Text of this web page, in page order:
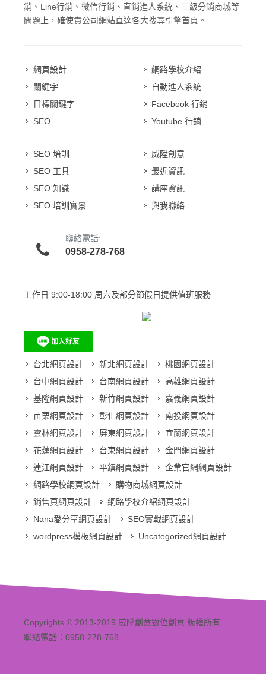
銷、Line行銷、微信行銷、直銷進人系統、三級分銷商城等
問題上，確使貴公司網站直達各大搜尋引擎首頁。
網頁設計
關鍵字
目標關鍵字
SEO
網路學校介紹
自動進人系統
Facebook 行銷
Youtube 行銷
SEO 培訓
SEO 工具
SEO 知識
SEO 培訓實景
威陞創意
最近資訊
講座資訊
與我聯絡
聯絡電話:
0958-278-768
工作日 9:00-18:00 周六及部分節假日提供值班服務
台北網頁設計 新北網頁設計
桃園網頁設計
台中網頁設計
台南網頁設計
高雄網頁設計
基隆網頁設計
新竹網頁設計
嘉義網頁設計
苗栗網頁設計
彰化網頁設計
南投網頁設計
雲林網頁設計
屏東網頁設計
宜蘭網頁設計
花蓮網頁設計
台東網頁設計
金門網頁設計
連江網頁設計
平鎮網頁設計
企業官網網頁設計
網路學校網頁設計
購物商城網頁設計
銷售頁網頁設計
網路學校介紹網頁設計
Nana愛分享網頁設計
SEO實戰網頁設計
wordpress模板網頁設計
Uncategorized網頁設計
Copyrights © 2013-2019 威陞創意數位創意 版權所有.
聯絡電話：0958-278-768